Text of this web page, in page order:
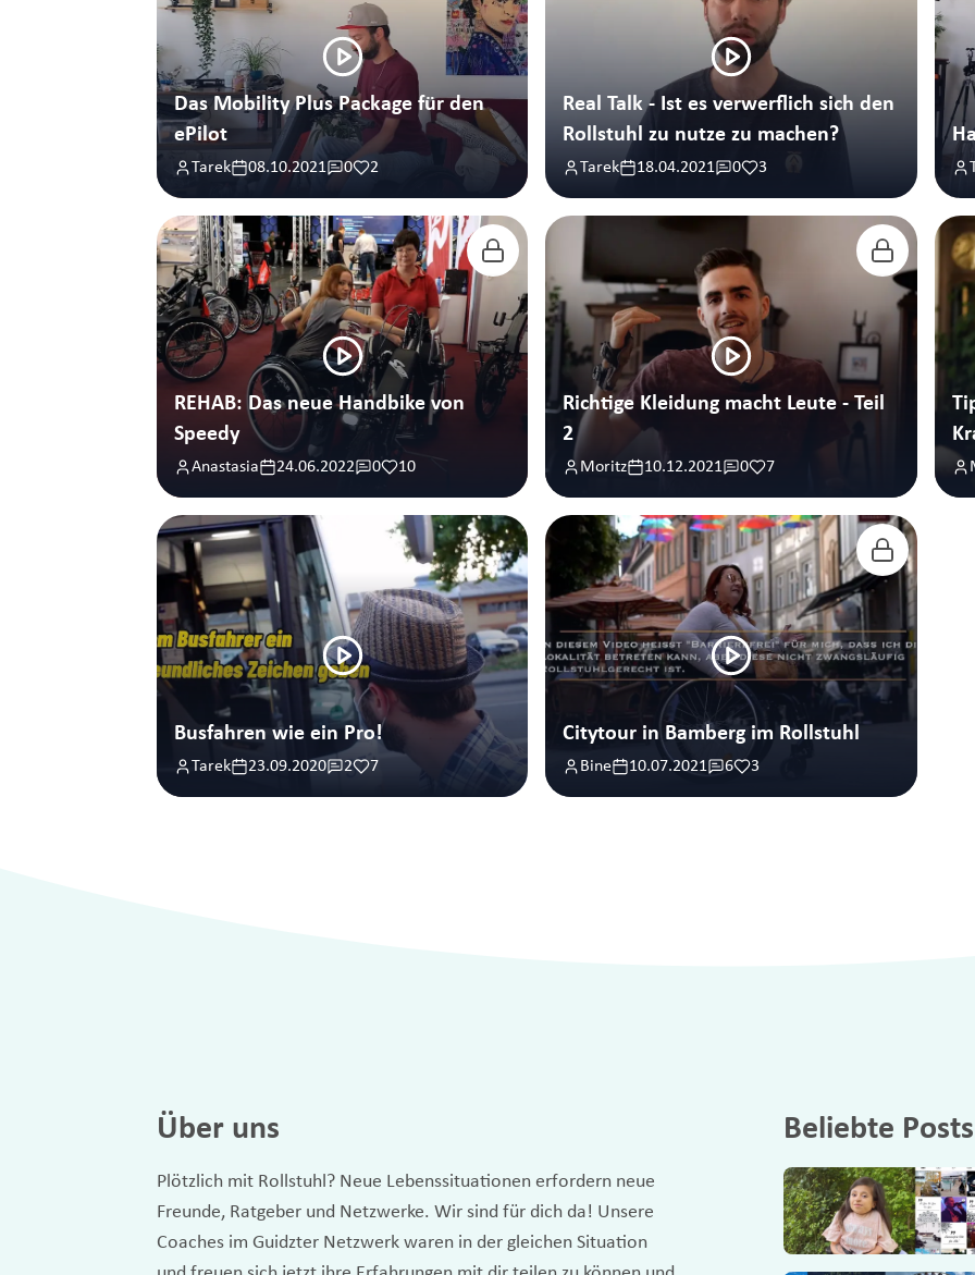
Das Mobility Plus Package für den
ePilot
Tarek 08.10.2021 0 2
Real Talk - Ist es verwerflich sich den
Rollstuhl zu nutze zu machen?
Tarek 18.04.2021 0 3
REHAB: Das neue Handbike von
Speedy
Anastasia 24.06.2022 0 10
Richtige Kleidung macht Leute - Teil
2
Moritz 10.12.2021 0 7
Busfahren wie ein Pro!
Tarek 23.09.2020 2 7
Citytour in Bamberg im Rollstuhl
Bine 10.07.2021 6 3
Über uns
Plötzlich mit Rollstuhl? Neue Lebenssituationen erfordern neue
Freunde, Ratgeber und Netzwerke. Wir sind für dich da! Unsere
Coaches im Guidzter Netzwerk waren in der gleichen Situation
Beliebte Posts